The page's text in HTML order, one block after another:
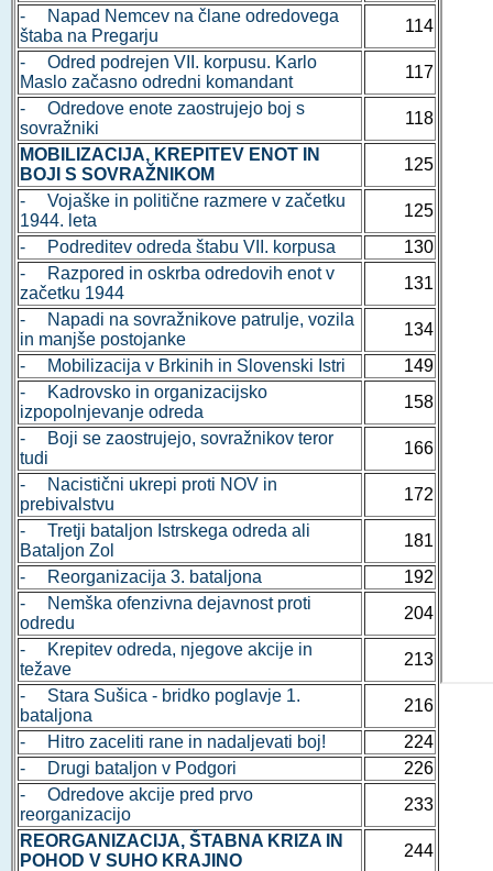
- Napad Nemcev na člane odredovega
štaba na Pregarju
114
- Odred podrejen VII. korpusu. Karlo
Maslo začasno odredni komandant
117
- Odredove enote zaostrujejo boj s
sovražniki
118
MOBILIZACIJA, KREPITEV ENOT IN
BOJI S SOVRAŽNIKOM
125
- Vojaške in politične razmere v začetku
1944. leta
125
- Podreditev odreda štabu VII. korpusa
130
- Razpored in oskrba odredovih enot v
začetku 1944
131
- Napadi na sovražnikove patrulje, vozila
in manjše postojanke
134
- Mobilizacija v Brkinih in Slovenski Istri
149
- Kadrovsko in organizacijsko
izpopolnjevanje odreda
158
- Boji se zaostrujejo, sovražnikov teror
tudi
166
- Nacistični ukrepi proti NOV in
prebivalstvu
172
- Tretji bataljon Istrskega odreda ali
Bataljon Zol
181
- Reorganizacija 3. bataljona
192
- Nemška ofenzivna dejavnost proti
odredu
204
- Krepitev odreda, njegove akcije in
težave
213
- Stara Sušica - bridko poglavje 1.
bataljona
216
- Hitro zaceliti rane in nadaljevati boj!
224
- Drugi bataljon v Podgori
226
- Odredove akcije pred prvo
reorganizacijo
233
REORGANIZACIJA, ŠTABNA KRIZA IN
POHOD V SUHO KRAJINO
244